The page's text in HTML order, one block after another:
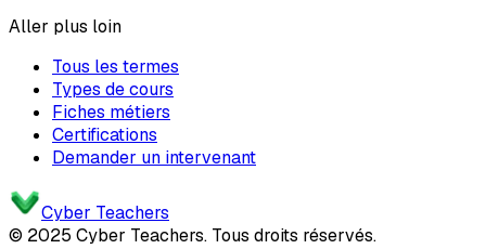
Aller plus loin
Tous les termes
Types de cours
Fiches métiers
Certifications
Demander un intervenant
Cyber Teachers
© 2025 Cyber Teachers. Tous droits réservés.